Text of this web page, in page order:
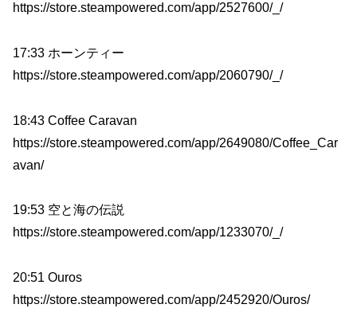
https://store.steampowered.com/app/2527600/_/
17:33 ホーンティー
https://store.steampowered.com/app/2060790/_/
18:43 Coffee Caravan
https://store.steampowered.com/app/2649080/Coffee_Car
avan/
19:53 空と海の伝説
https://store.steampowered.com/app/1233070/_/
20:51 Ouros
https://store.steampowered.com/app/2452920/Ouros/